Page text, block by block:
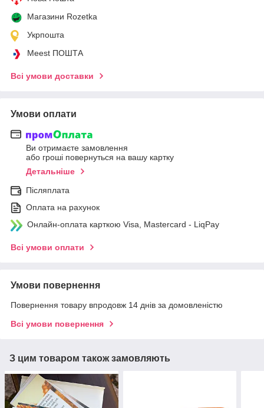
Магазини Rozetka
Укрпошта
Meest ПОШТА
Всі умови доставки
Умови оплати
Ви отримаєте замовлення
або гроші повернуться на вашу картку
Детальніше
Післяплата
Оплата на рахунок
Онлайн-оплата карткою Visa, Mastercard - LiqPay
Всі умови оплати
Умови повернення
Повернення товару впродовж 14 днів за домовленістю
Всі умови повернення
З цим товаром також замовляють